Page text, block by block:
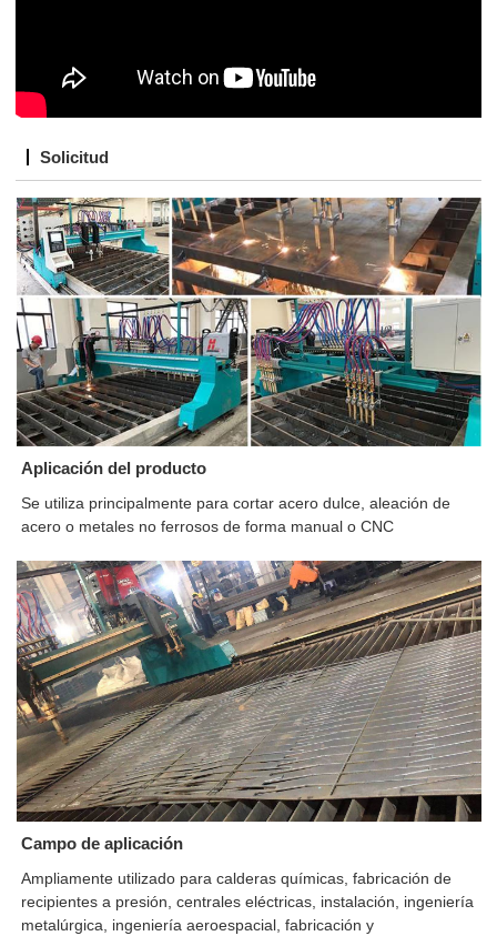
Solicitud
Aplicación del producto
Se utiliza principalmente para cortar acero dulce, aleación de
acero o metales no ferrosos de forma manual o CNC
Campo de aplicación
Ampliamente utilizado para calderas químicas, fabricación de
recipientes a presión, centrales eléctricas, instalación, ingeniería
metalúrgica, ingeniería aeroespacial, fabricación y